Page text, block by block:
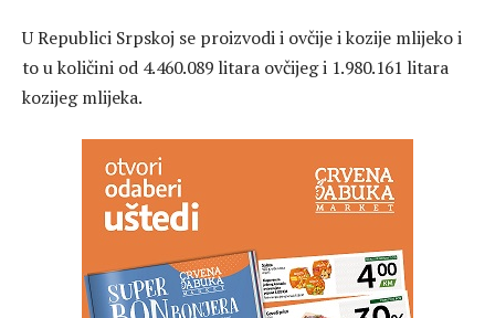
U Republici Srpskoj se proizvodi i ovčije i kozije mlijeko i
to u količini od 4.460.089 litara ovčijeg i 1.980.161 litara
kozijeg mlijeka.